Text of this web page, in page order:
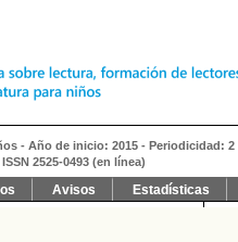
- Año de inicio: 2015 - Periodicidad: 2
ISSN 2525-0493 (en línea)
Avisos Estadísticas